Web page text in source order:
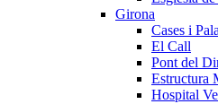
Girona
Cases i
El Call
Pont del
Estructura
Hospital